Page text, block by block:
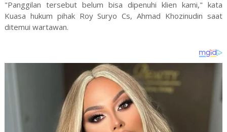
"Panggilan tersebut belum bisa dipenuhi klien kami," kata
Kuasa hukum pihak Roy Suryo Cs, Ahmad Khozinudin saat
ditemui wartawan.